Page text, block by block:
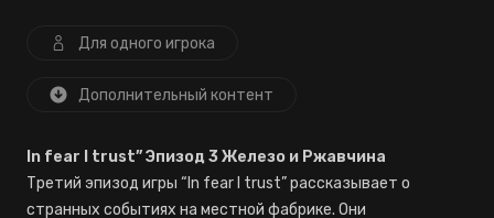
Для одного игрока
Дополнительный контент
In fear I trust” Эпизод 3 Железо и Ржавчина
Третий эпизод игры “In fear I trust” рассказывает о
странных событиях на местной фабрике. Они